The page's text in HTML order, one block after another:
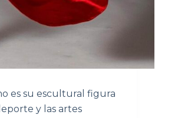
es su escultural figura
y las artes